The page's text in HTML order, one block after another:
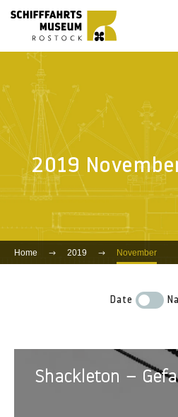
2019
Home 2019 November
Date
Shackleton –